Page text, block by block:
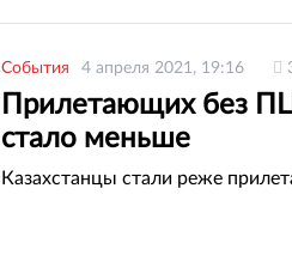
События 4 апреля 2021, 19:16
Прилетающих без
стало меньше
Казахстанцы стали реже